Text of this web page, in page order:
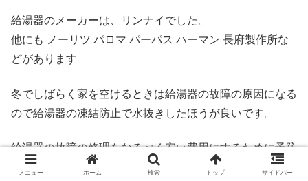
給湯器のメーカーは、リンナイでした。
他にも ノーリツ パロマ パーパス ハーマン 長府製作所な
どがあります
冬でしばらく家を空けるときは給湯器の故障の原因になる
ので給湯器の凍結防止で水抜きしたほうが良いです。
給湯器の故障の修理をなるべく安い費用にするために予防
措置がとても大事です。
メニュー ホーム 検索 トップ サイドバー